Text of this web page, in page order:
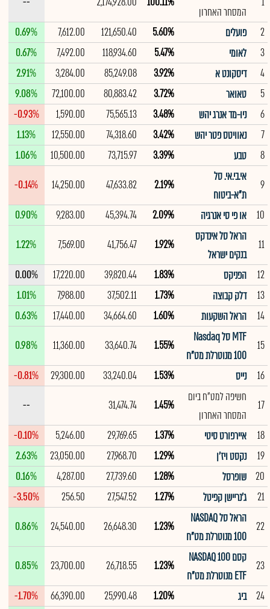
המסחר האחרון
2
פועלים 5.60%
121,650.40
7,612.00
0.69%
3
לאומי 5.47%
118,934.60
7,492.00
0.67%
4
דיסקונט א 3.92%
85,249.08
3,284.00
2.91%
5
טאואר 3.72%
80,883.42
72,100.00
9.08%
6
ניו-מד אנרג יהש 3.48%
75,565.13
1,590.00
-0.93%
7
נאוויטס פטר יהש 3.42%
74,318.60
12,550.00
1.13%
8
טבע 3.39%
73,715.97
10,500.00
1.06%
9
אי.בי.אי. סל
ת"א-ביטוח
2.19%
47,633.82
14,250.00
-0.14%
10
או פי סי אנרגיה 2.09%
45,394.74
9,283.00
0.90%
11
הראל סל אינדקס
בנקים ישראל
1.92%
41,756.47
7,569.00
1.22%
12
הפניקס 1.83%
39,820.44
17,220.00
0.00%
13
דלק קבוצה 1.73%
37,502.11
7,988.00
1.01%
14
הראל השקעות 1.60%
34,664.60
17,440.00
0.63%
15
MTF סל Nasdaq
100 מנוטרלת מט"ח
1.55%
33,640.74
11,360.00
0.98%
16
נייס 1.53%
33,240.04
29,300.00
-0.81%
17
חשיפה למט"ח ביום
המסחר האחרון
1.45%
31,474.74
--
18
איירפורט סיטי 1.37%
29,769.65
5,246.00
-0.10%
19
נקסט ויז'ן 1.29%
27,968.70
23,050.00
2.63%
20
שופרסל 1.28%
27,739.60
4,287.00
0.16%
21
ג'נריישן קפיטל 1.27%
27,547.52
256.50
-3.50%
22
הראל סל ‏NASDAQ
100 מנוטרלת מט"ח
1.23%
26,648.30
24,540.00
0.86%
23
קסם NASDAQ 100
ETF מנוטרלת מט"ח
1.23%
26,718.55
23,700.00
0.85%
24
ביג 1.20%
25,990.48
66,390.00
-1.70%